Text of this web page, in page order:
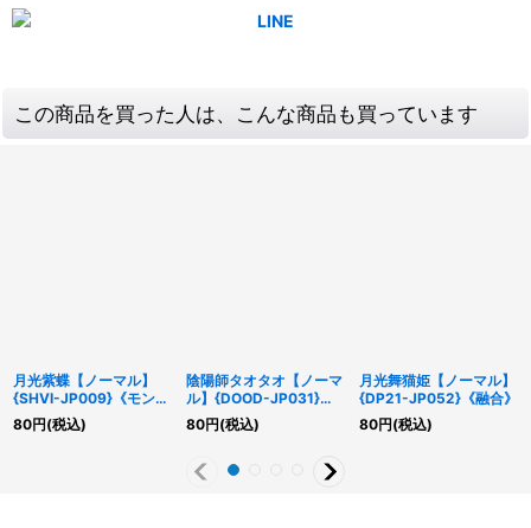
この商品を買った人は、こんな商品も買っています
月光紫蝶【ノーマル】
{SHVI-JP009}《モンス
ター》
80円(税込)
陰陽師タオタオ【ノーマ
ル】{DOOD-JP031}
《モンスター》
80円(税込)
月光舞猫姫【ノーマル】
{DP21-JP052}《融合》
80円(税込)